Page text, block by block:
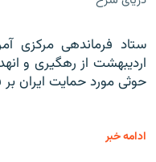
اردیبهشت از رهگیری و
حوثی‌ مورد حمایت ایران
ادامه خبر